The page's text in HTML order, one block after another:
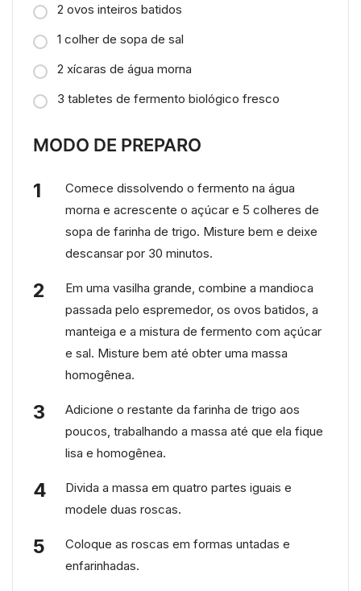
2 ovos inteiros batidos
1 colher de sopa de sal
2 xícaras de água morna
3 tabletes de fermento biológico fresco
MODO DE PREPARO
Comece dissolvendo o fermento na água
morna e acrescente o açúcar e 5 colheres de
sopa de farinha de trigo. Misture bem e deixe
descansar por 30 minutos.
Em uma vasilha grande, combine a mandioca
passada pelo espremedor, os ovos batidos, a
manteiga e a mistura de fermento com açúcar
e sal. Misture bem até obter uma massa
homogênea.
Adicione o restante da farinha de trigo aos
poucos, trabalhando a massa até que ela fique
lisa e homogênea.
Divida a massa em quatro partes iguais e
modele duas roscas.
Coloque as roscas em formas untadas e
enfarinhadas.